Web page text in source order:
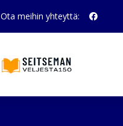
Ota meihin yhteyttä: